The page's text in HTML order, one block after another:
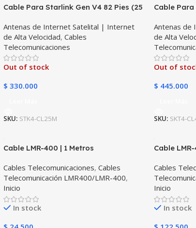
Cable Para Starlink Gen V4 82 Pies (25
para Satélite Starlink V4 | TMC STAR
Antenas de Internet Satelital | Internet
de Alta Velocidad, Cables
Telecomunicaciones
Out of stock
$ 330.000
SKU: STK4-CL25M
Cable Para
para
Antenas de
de Alta
Out of
$ 445.000
SKU: SKT4-
Cable LMR-400 | 1 Metros
Cables Telecomunicaciones, Cables
Telecomunicación LMR400/LMR-400,
Inicio
In stock
Cable
Cables
Inicio
In stock